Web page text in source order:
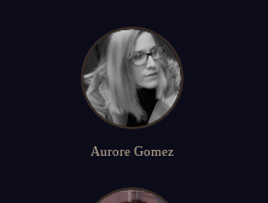
Aurore Gomez